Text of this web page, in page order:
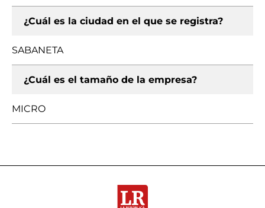
¿Cuál es la ciudad en el que se registra?
SABANETA
¿Cuál es el tamaño de la empresa?
MICRO